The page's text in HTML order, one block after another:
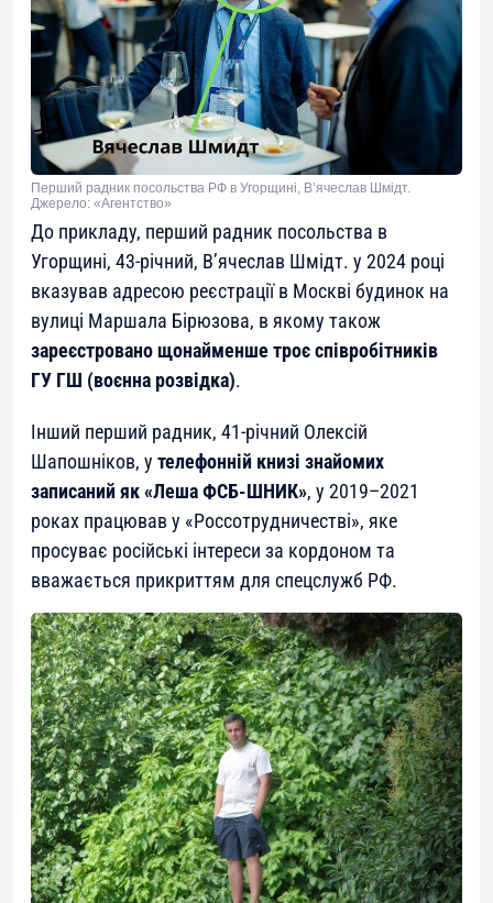
Перший радник посольства РФ в Угорщині, В’ячеслав Шмідт.
Джерело: «Агентство»
До прикладу, перший радник посольства в
Угорщині, 43-річний, В’ячеслав Шмідт. у 2024 році
вказував адресою реєстрації в Москві будинок на
вулиці Маршала Бірюзова, в якому також
зареєстровано щонайменше троє співробітників
ГУ ГШ (воєнна розвідка).
Інший перший радник, 41-річний Олексій
Шапошніков, у телефонній книзі знайомих
записаний як «Леша ФСБ-ШНИК», у 2019–2021
роках працював у «Россотрудничестві», яке
просуває російські інтереси за кордоном та
вважається прикриттям для спецслужб РФ.